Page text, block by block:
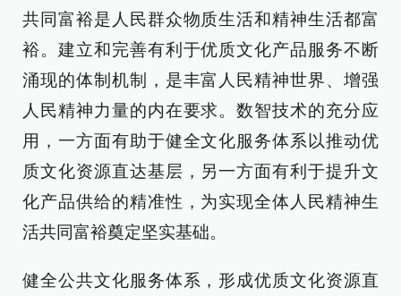
共同富裕是人民群众物质生活和精神生活都富
裕。建立和完善有利于优质文化产品服务不断
涌现的体制机制，是丰富人民精神世界、增强
人民精神力量的内在要求。数智技术的充分应
用，一方面有助于健全文化服务体系以推动优
质文化资源直达基层，另一方面有利于提升文
化产品供给的精准性，为实现全体人民精神生
活共同富裕奠定坚实基础。
健全公共文化服务体系，形成优质文化资源直